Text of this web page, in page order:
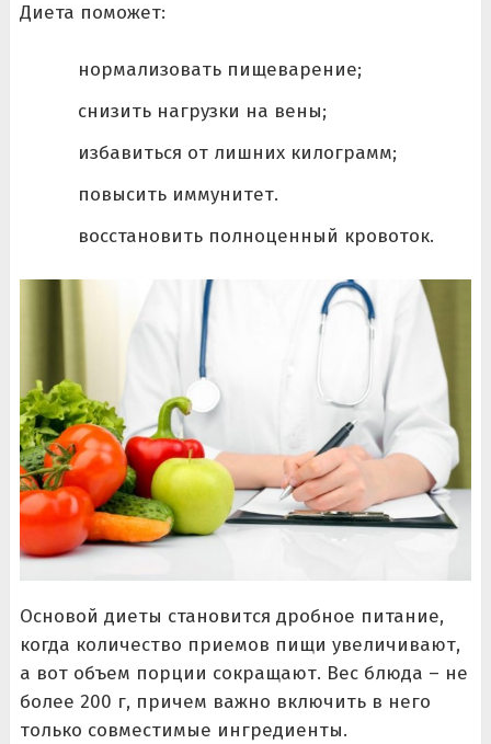
Диета поможет:
нормализовать пищеварение;
снизить нагрузки на вены;
избавиться от лишних килограмм;
повысить иммунитет.
восстановить полноценный кровоток.
Основой диеты становится дробное питание,
когда количество приемов пищи увеличивают,
а вот объем порции сокращают. Вес блюда – не
более 200 г, причем важно включить в него
только совместимые ингредиенты.